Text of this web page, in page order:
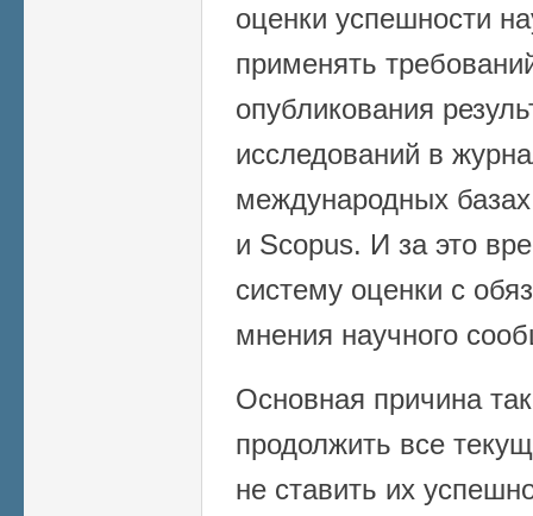
оценки успешности
применять
опубликования
исследований в
международных
и Scopus. И за это
систему оценки с
мнения научного
Основная причина
продолжить все
не ставить их